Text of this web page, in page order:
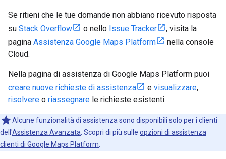
Se ritieni che le tue domande non abbiano ricevuto risposta
su Stack Overflow o nello Issue Tracker
, visita la
pagina Assistenza Google Maps Platform
nella console
Cloud.
Nella pagina di assistenza di Google Maps Platform puoi
creare nuove richieste di assistenza
e visualizzare,
risolvere o riassegnare le richieste esistenti.
Alcune funzionalità di assistenza sono disponibili solo per i clienti
dell'Assistenza Avanzata . Scopri di più sulle opzioni di assistenza
clienti di Google Maps Platform